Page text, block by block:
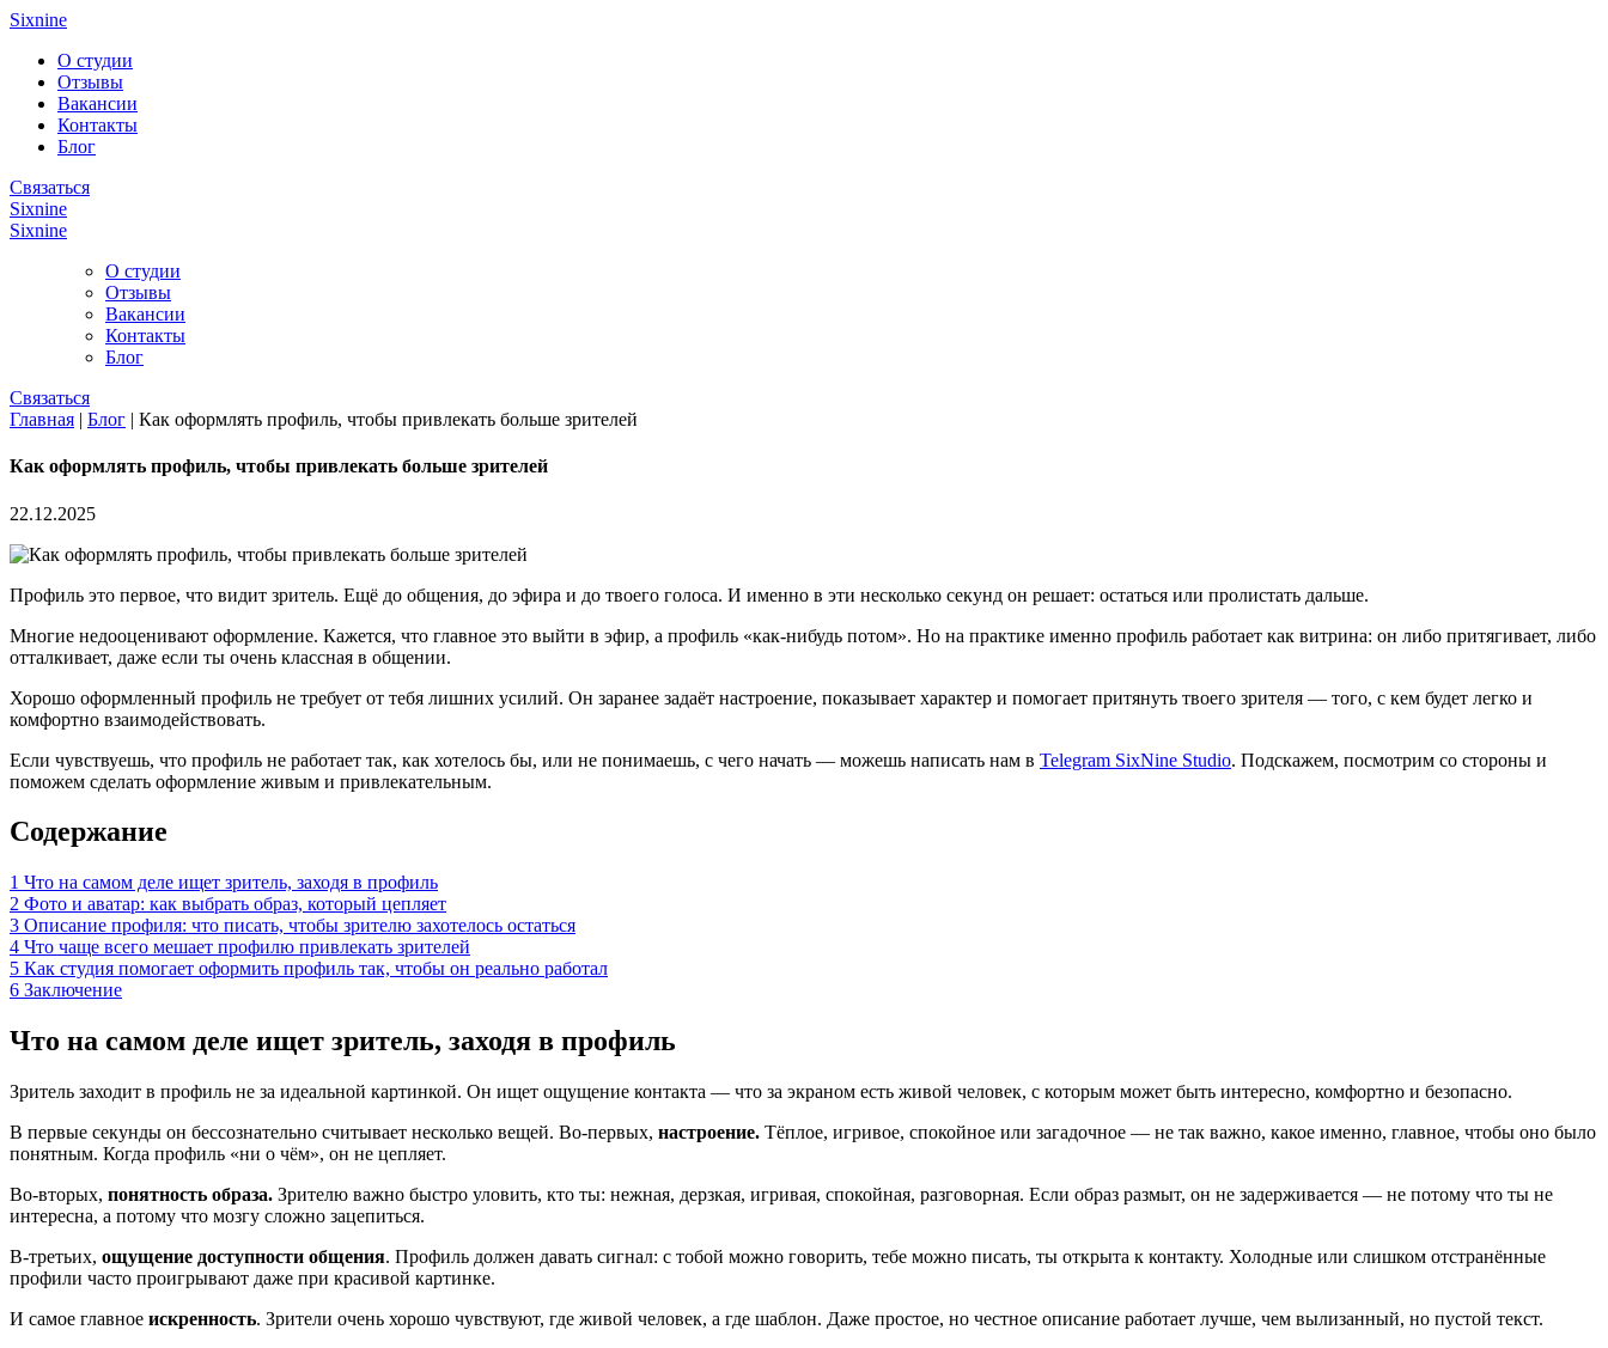
Перейти к основному содержанию
Sixnine
О студии
Отзывы
Вакансии
Контакты
Блог
Связаться
Sixnine
Sixnine
О студии
Отзывы
Вакансии
Контакты
Блог
Связаться
Главная | Блог | Как оформлять профиль, чтобы привлекать больше зрителей
Как оформлять профиль, чтобы привлекать больше зрителей
22.12.2025
Профиль это первое, что видит зритель. Ещё до общения, до эфира и до твоего голоса. И именно в эти несколько секунд он решает: остаться или пролистать дальше.
Многие недооценивают оформление. Кажется, что главное это выйти в эфир, а профиль «как-нибудь потом». Но на практике именно профиль работает как витрина: он либо притягивает, либо
отталкивает, даже если ты очень классная в общении.
Хорошо оформленный профиль не требует от тебя лишних усилий. Он заранее задаёт настроение, показывает характер и помогает притянуть твоего зрителя — того, с кем будет легко и
комфортно взаимодействовать.
Если чувствуешь, что профиль не работает так, как хотелось бы, или не понимаешь, с чего начать — можешь написать нам в Telegram SixNine Studio. Подскажем, посмотрим со стороны и
поможем сделать оформление живым и привлекательным.
Содержание
1 Что на самом деле ищет зритель, заходя в профиль
2 Фото и аватар: как выбрать образ, который цепляет
3 Описание профиля: что писать, чтобы зрителю захотелось остаться
4 Что чаще всего мешает профилю привлекать зрителей
5 Как студия помогает оформить профиль так, чтобы он реально работал
6 Заключение
Что на самом деле ищет зритель, заходя в профиль
Зритель заходит в профиль не за идеальной картинкой. Он ищет ощущение контакта — что за экраном есть живой человек, с которым может быть интересно, комфортно и безопасно.
В первые секунды он бессознательно считывает несколько вещей. Во-первых, настроение. Тёплое, игривое, спокойное или загадочное — не так важно, какое именно, главное, чтобы оно было
понятным. Когда профиль «ни о чём», он не цепляет.
Во-вторых, понятность образа. Зрителю важно быстро уловить, кто ты: нежная, дерзкая, игривая, спокойная, разговорная. Если образ размыт, он не задерживается — не потому что ты не
интересна, а потому что мозгу сложно зацепиться.
В-третьих, ощущение доступности общения. Профиль должен давать сигнал: с тобой можно говорить, тебе можно писать, ты открыта к контакту. Холодные или слишком отстранённые
профили часто проигрывают даже при красивой картинке.
И самое главное искренность. Зрители очень хорошо чувствуют, где живой человек, а где шаблон. Даже простое, но честное описание работает лучше, чем вылизанный, но пустой текст.